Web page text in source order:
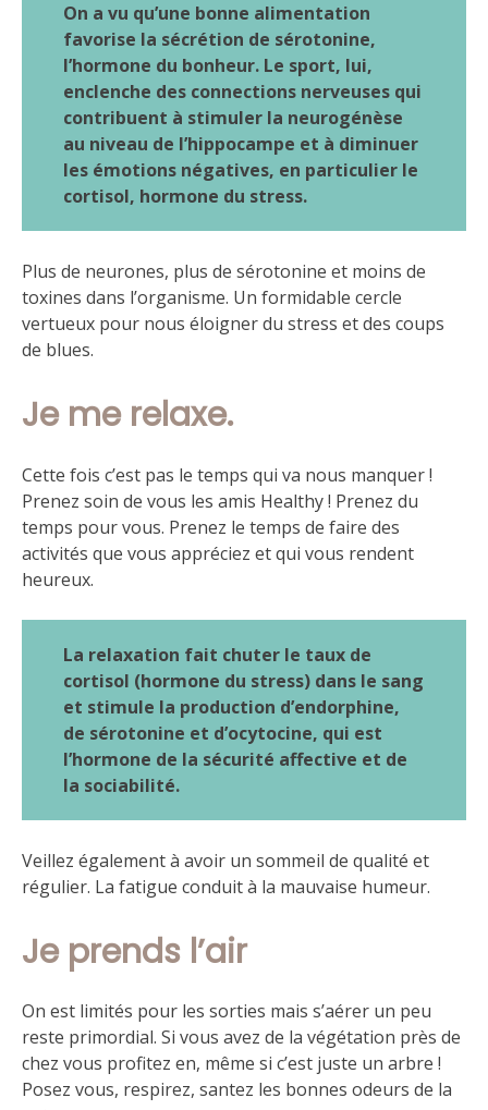
On a vu qu’une bonne alimentation
favorise la sécrétion de sérotonine,
l’hormone du bonheur. Le sport, lui,
enclenche des connections nerveuses qui
contribuent à stimuler la neurogénèse
au niveau de l’hippocampe et à diminuer
les émotions négatives, en particulier le
cortisol, hormone du stress.
Plus de neurones, plus de sérotonine et moins de
toxines dans l’organisme. Un formidable cercle
vertueux pour nous éloigner du stress et des coups
de blues.
Je me relaxe.
Cette fois c’est pas le temps qui va nous manquer !
Prenez soin de vous les amis Healthy ! Prenez du
temps pour vous. Prenez le temps de faire des
activités que vous appréciez et qui vous rendent
heureux.
La relaxation fait chuter le taux de
cortisol (hormone du stress) dans le sang
et stimule la production d’endorphine,
de sérotonine et d’ocytocine, qui est
l’hormone de la sécurité affective et de
la sociabilité.
Veillez également à avoir un sommeil de qualité et
régulier. La fatigue conduit à la mauvaise humeur.
Je prends l’air
On est limités pour les sorties mais s’aérer un peu
reste primordial. Si vous avez de la végétation près de
chez vous profitez en, même si c’est juste un arbre !
Posez vous, respirez, santez les bonnes odeurs de la